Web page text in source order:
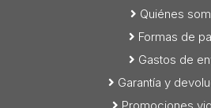
Quiénes
Formas de
Gastos de
Garantía y